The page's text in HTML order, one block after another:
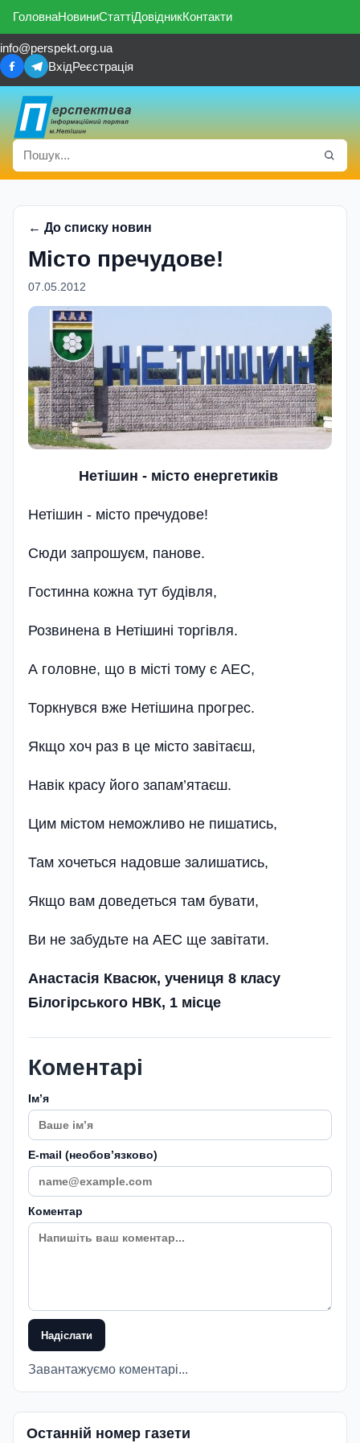
ГоловнаНовиниСтаттіДовідникКонтакти
info@perspekt.org.ua
ВхідРеєстрація
← До списку новин
Місто пречудове!
07.05.2012
Нетiшин - мiсто енергетикiв
Нетішин - місто пречудове!
Сюди запрошуєм, панове.
Гостинна кожна тут будівля,
Розвинена в Нетішині торгівля.
А головне, що в місті тому є АЕС,
Торкнувся вже Нетішина прогрес.
Якщо хоч раз в це місто завітаєш,
Навік красу його запам’ятаєш.
Цим містом неможливо не пишатись,
Там хочеться надовше залишатись,
Якщо вам доведеться там бувати,
Ви не забудьте на АЕС ще завітати.
Анастасія Квасюк, учениця 8 класу
Білогірського НВК, 1 місце
Коментарі
Імʼя
E-mail (необовʼязково)
Коментар
Надіслати
Завантажуємо коментарі...
Останній номер газети